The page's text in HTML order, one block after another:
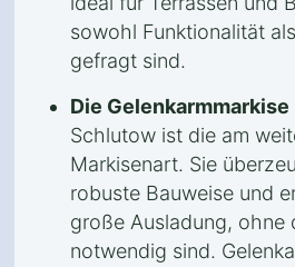
sowohl Funktionalität
gefragt sind.
Die Gelenkarmmarkise
Schlutow ist die am
Markisenart. Sie
robuste Bauweise und
große Ausladung, ohne
notwendig sind.